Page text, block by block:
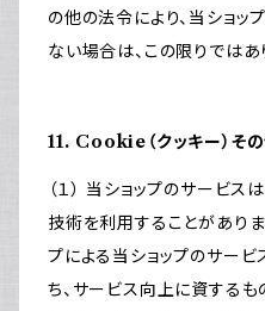
の他の法令により、当ショ
ない場合は、この限りではあ
11. Cookie（クッキー）そ
（１） 当ショップのサービ
技術を利用することがありま
プによる当ショップのサー
ち、サービス向上に資する